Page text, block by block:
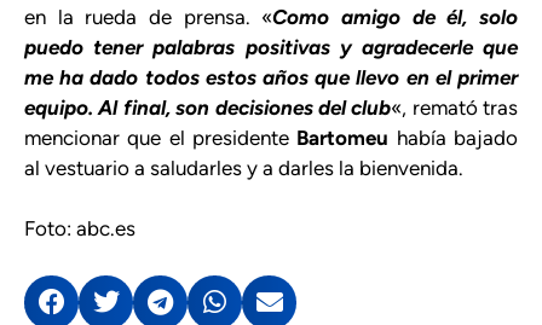
en la rueda de prensa. «Como amigo de él, solo
puedo tener palabras positivas y agradecerle que
me ha dado todos estos años que llevo en el primer
equipo. Al final, son decisiones del club«, remató tras
mencionar que el presidente Bartomeu había bajado
al vestuario a saludarles y a darles la bienvenida.
Foto: abc.es